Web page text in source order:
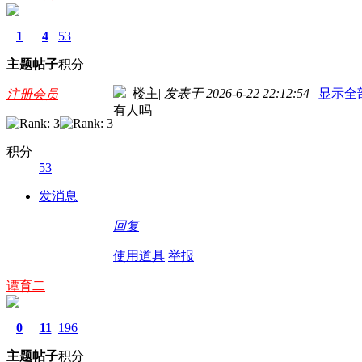
1
主题
4
帖子
53
积分
注册会员
积分
53
发消息
楼主| 发表于 2026-6-22 22:12:54 | 显示全
有人吗
回复
使用道具 举报
谭育二
0
主题
11
帖子
196
积分